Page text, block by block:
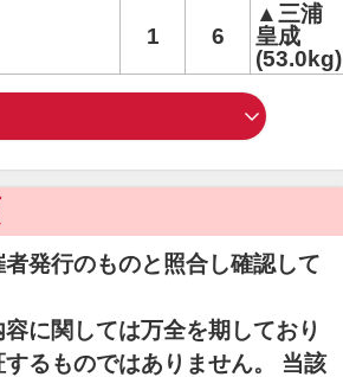
1 6
▲三浦
皇成
(53.0kg)
発行のものと照合し確認して
に関しては万全を期しており
るものではありません。 当該